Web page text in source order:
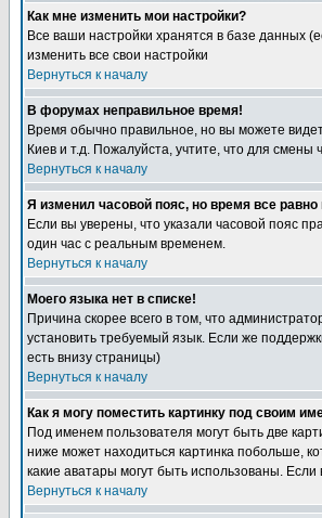
Как мне изменить мои настройки?
Все ваши настройки хранятся в базе данных
изменить все свои настройки
Вернуться к началу
В форумах неправильное время!
Время обычно правильное, но вы можете
Киев и т.д. Пожалуйста, учтите, что для
Вернуться к началу
Я изменил часовой пояс, но время все равно
Если вы уверены, что указали часовой пояс
один час с реальным временем.
Вернуться к началу
Моего языка нет в списке!
Причина скорее всего в том, что
установить требуемый язык. Если же
есть внизу страницы)
Вернуться к началу
Как я могу поместить картинку под своим
Под именем пользователя могут быть две
ниже может находиться картинка побольше,
какие аватары могут быть использованы.
Вернуться к началу